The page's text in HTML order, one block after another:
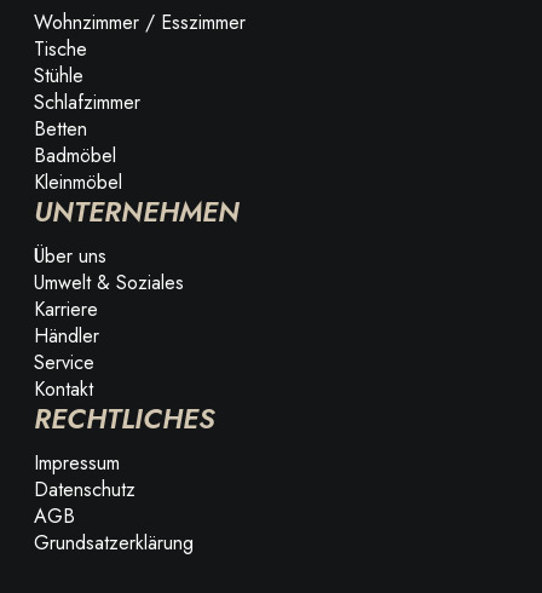
Wohnzimmer / Esszimmer
Tische
Stühle
Schlafzimmer
Betten
Badmöbel
Kleinmöbel
UNTERNEHMEN
Über uns
Umwelt & Soziales
Karriere
Händler
Service
Kontakt
RECHTLICHES
Impressum
Datenschutz
AGB
Grundsatzerklärung